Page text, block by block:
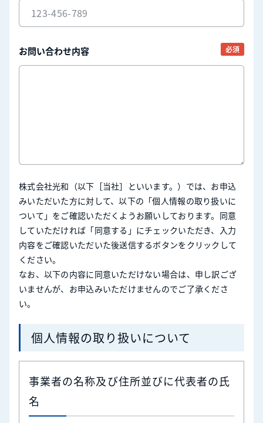
お問い合わせ内容 必須
株式会社光和（以下［当社］といいます。）では、お申込
みいただいた方に対して、以下の「個人情報の取り扱いに
ついて」をご確認いただくようお願いしております。同意
していただければ「同意する」にチェックいただき、入力
内容をご確認いただいた後送信するボタンをクリックして
ください。
なお、以下の内容に同意いただけない場合は、申し訳ござ
いませんが、お申込みいただけませんのでご了承くださ
い。
個人情報の取り扱いについて
事業者の名称及び住所並びに代表者の氏
名